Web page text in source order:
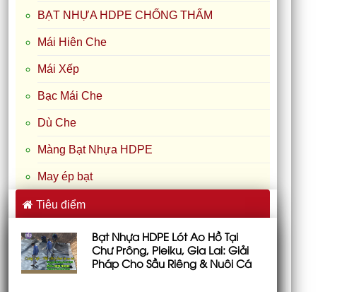
BẠT NHỰA HDPE CHỐNG THẤM
Mái Hiên Che
Mái Xếp
Bạc Mái Che
Dù Che
Màng Bạt Nhựa HDPE
May ép bạt
Tiêu điểm
Bạt Nhựa HDPE Lót Ao Hồ Tại
Chư Prông, Pleiku, Gia Lai: Giải
Pháp Cho Sầu Riêng & Nuôi Cá